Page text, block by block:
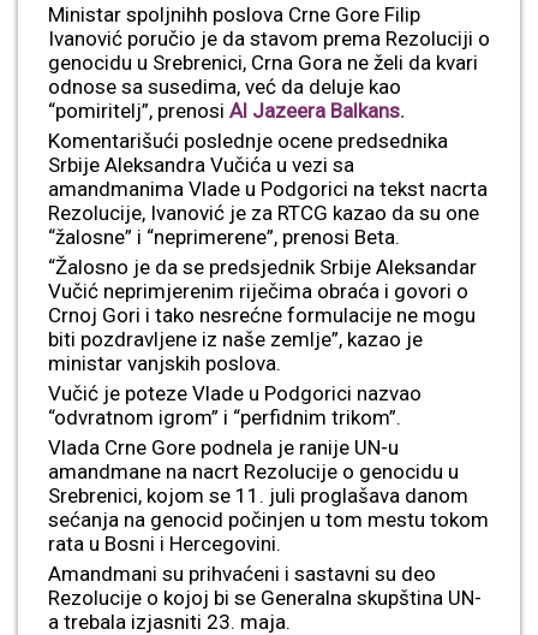
Ministar spoljnihh poslova Crne Gore Filip
Ivanović poručio je da stavom prema Rezoluciji o
genocidu u Srebrenici, Crna Gora ne želi da kvari
odnose sa susedima, već da deluje kao
“pomiritelj”, prenosi Al Jazeera Balkans.
Komentarišući poslednje ocene predsednika
Srbije Aleksandra Vučića u vezi sa
amandmanima Vlade u Podgorici na tekst nacrta
Rezolucije, Ivanović je za RTCG kazao da su one
“žalosne” i “neprimerene”, prenosi Beta.
“Žalosno je da se predsjednik Srbije Aleksandar
Vučić neprimjerenim riječima obraća i govori o
Crnoj Gori i tako nesrećne formulacije ne mogu
biti pozdravljene iz naše zemlje”, kazao je
ministar vanjskih poslova.
Vučić je poteze Vlade u Podgorici nazvao
“odvratnom igrom” i “perfidnim trikom”.
Vlada Crne Gore podnela je ranije UN-u
amandmane na nacrt Rezolucije o genocidu u
Srebrenici, kojom se 11. juli proglašava danom
sećanja na genocid počinjen u tom mestu tokom
rata u Bosni i Hercegovini.
Amandmani su prihvaćeni i sastavni su deo
Rezolucije o kojoj bi se Generalna skupština UN-
a trebala izjasniti 23. maja.